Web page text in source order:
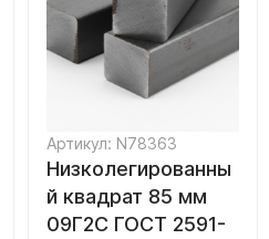
Артикул: N78363
Низколегированны
й квадрат 85 мм
09Г2С ГОСТ 2591-